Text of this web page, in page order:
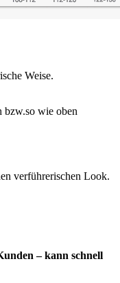
Weise.
bzw.so wie oben
verführerischen Look.
– kann schnell